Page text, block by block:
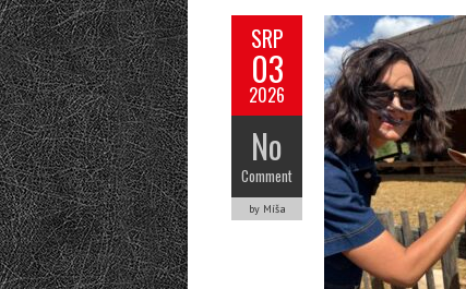
SRP
03
2026
No
Comment
by Míša